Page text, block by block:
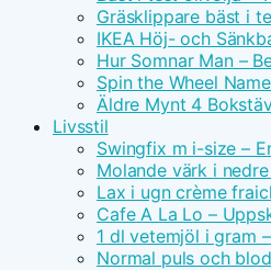
Gräsklippare bäst i
IKEA Höj- och
Hur Somnar Man –
Spin the Wheel
Äldre Mynt 4
Livsstil
Swingfix m i-size –
Molande värk i
Lax i ugn crème
Cafe A La Lo –
1 dl vetemjöl i gram
Normal puls och